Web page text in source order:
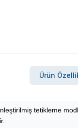
Ürün
tetikleme